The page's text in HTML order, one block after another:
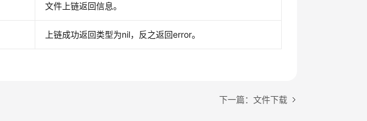
文件上链返回信息。
上链成功返回类型为nil，反之返回error。
下一篇：文件下载